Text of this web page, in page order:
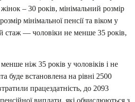
– 30 років, мінімальний розмір
мінімальної пенсії та віком у
стаж — чоловіки не менше 35 років,
ніж 35 років у чоловіків і не
буде встановлена на рівні 2500
працездатність, до 2093
виплати, які обчислюються з